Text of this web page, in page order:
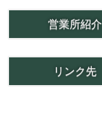
営業所紹介
リンク先